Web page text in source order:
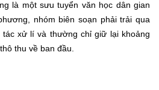
là một sưu tuyển văn học dân gian
nhóm biên soạn phải trải qua
tác xử lí và thường chỉ giữ lại khoảng
thu về ban đầu.